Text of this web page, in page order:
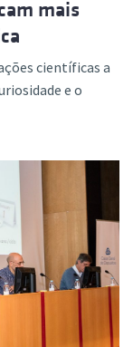
mais
científicas a
e o